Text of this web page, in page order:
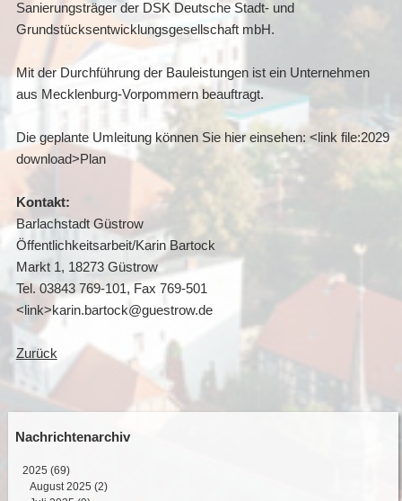
Sanierungsträger der DSK Deutsche Stadt- und
Grundstücksentwicklungsgesellschaft mbH.
Mit der Durchführung der Bauleistungen ist ein Unternehmen
aus Mecklenburg-Vorpommern beauftragt.
Die geplante Umleitung können Sie hier einsehen: <link file:2029
download>Plan
Kontakt:
Barlachstadt Güstrow
Öffentlichkeitsarbeit/Karin Bartock
Markt 1, 18273 Güstrow
Tel. 03843 769-101, Fax 769-501
<link>karin.bartock@guestrow.de
Zurück
Nachrichtenarchiv
2025 (69)
August 2025 (2)